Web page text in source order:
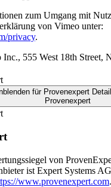
zum Umgang mit
von Vimeo unter:
privacy.
Inc., 555 West 18th Street,
für Provenexpert
Provenexpert
von
ist Expert Systems
www.provenexpert.com.